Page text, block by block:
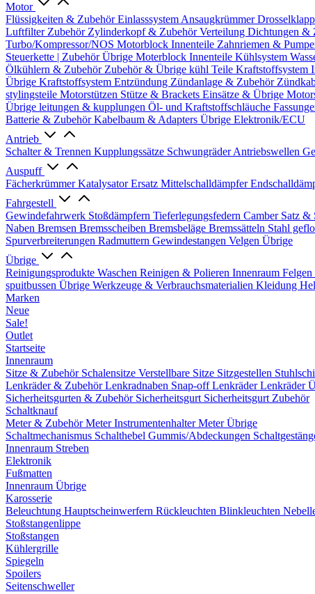
Motor
Flüssigkeiten & ZubehörEinlasssystem Ansaugkrümmer
Luftfilter Zubehör Zylinderkopf & ZubehörVerteilung Dichtungen &
Turbo/Kompressor/NOS Motorblock Innenteile Zahnriemen &
Steuerkette | ZubehörÜbrige Moterblock Innenteile Kühlsystem
Ölkühlern & Zubehör Zubehör & Übrige kühl Teile Kraftstoffsystem
Übrige Kraftstoffsystem Entzündung Zündanlage & Zubehör
stylingsteile Motorstützen Stütze & Brackets Einsätze & Übrige
Übrige leitungen & kupplungen Öl- und Kraftstoffschläuche
Batterie & ZubehörKabelbaum & Adapters Übrige Elektronik/ECU
Antrieb
Schalter & Trennen Kupplungssätze SchwungräderAntriebswellen
Auspuff
FächerkrümmerKatalysator Ersatz Mittelschalldämpfer
Fahrgestell
Gewindefahrwerk Stoßdämpfern Tieferlegungsfedern Camber Satz &
Naben Bremsen Bremsscheiben Bremsbeläge Bremssätteln Stahl
Spurverbreiterungen Radmuttern Gewindestangen Velgen Übrige
Übrige
Reinigungsprodukte Waschen Reinigen & Polieren Innenraum
spuitbussen Übrige Werkzeuge & Verbrauchsmaterialien Kleidung
Marken
Neue
Sale!
Outlet
Startseite
Innenraum
Sitze & Zubehör Schalensitze Verstellbare Sitze Sitzgestellen
Lenkräder & ZubehörLenkradnaben Snap-offLenkräderLenkräder
Sicherheitsgurten & Zubehör Sicherheitsgurt Sicherheitsgurt Zubehör
Schaltknauf
Meter & ZubehörMeterInstrumentenhalterMeter Übrige
Schaltmechanismus Schalthebel Gummis/Abdeckungen
Innenraum Streben
Elektronik
Fußmatten
Innenraum Übrige
Karosserie
Beleuchtung Hauptscheinwerfern Rückleuchten Blinkleuchten
Stoßstangenlippe
Stoßstangen
Kühlergrille
Spiegeln
Spoilers
Seitenschweller